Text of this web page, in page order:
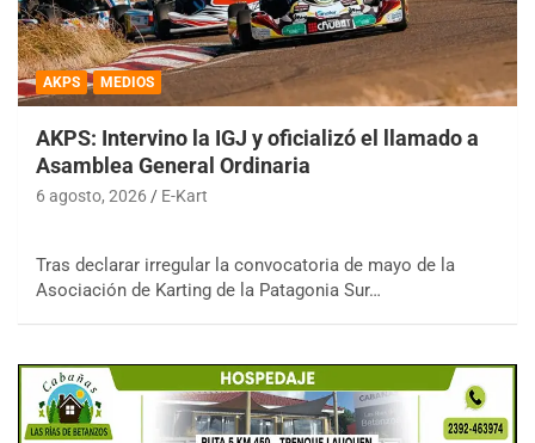
AKPS MEDIOS
AKPS: Intervino la IGJ y oficializó el llamado a
Asamblea General Ordinaria
6 agosto, 2026 E-Kart
Tras declarar irregular la convocatoria de mayo de la
Asociación de Karting de la Patagonia Sur…